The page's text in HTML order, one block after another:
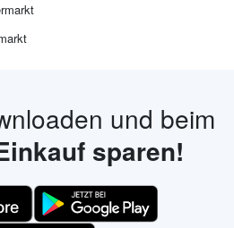
und beim
sparen!